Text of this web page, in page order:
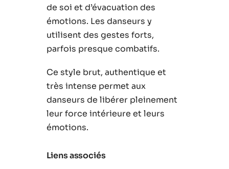
de soi et d’évacuation des
émotions. Les danseurs y
utilisent des gestes forts,
parfois presque combatifs.
Ce style brut, authentique et
très intense permet aux
danseurs de libérer pleinement
leur force intérieure et leurs
émotions.
Liens associés